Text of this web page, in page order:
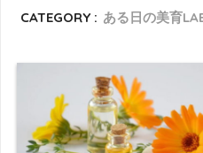
CATEGORY : ある日の美育